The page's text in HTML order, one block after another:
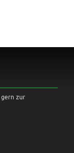
gern zur